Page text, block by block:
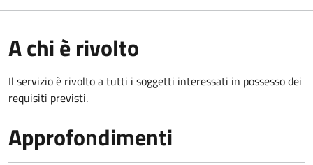
A chi è rivolto
Il servizio è rivolto a tutti i soggetti interessati in possesso dei
requisiti previsti.
Approfondimenti